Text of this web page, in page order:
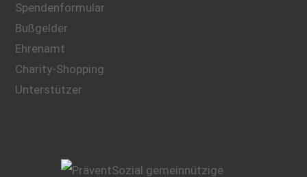
Spendenformular
Bußgelder
Ehrenamt
Charity-Shopping
Unterstützer